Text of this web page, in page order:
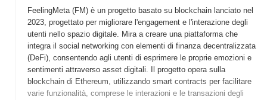
FeelingMeta (FM) è un progetto basato su blockchain lanciato nel
2023, progettato per migliorare l'engagement e l'interazione degli
utenti nello spazio digitale. Mira a creare una piattaforma che
integra il social networking con elementi di finanza decentralizzata
(DeFi), consentendo agli utenti di esprimere le proprie emozioni e
sentimenti attraverso asset digitali. Il progetto opera sulla
blockchain di Ethereum, utilizzando smart contracts per facilitare
varie funzionalità, comprese le interazioni e le transazioni degli